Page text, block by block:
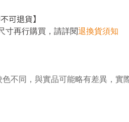
可退貨】
寸再行購買 ， 請詳閱退換貨須知
不同，與實品可能略有差異，實